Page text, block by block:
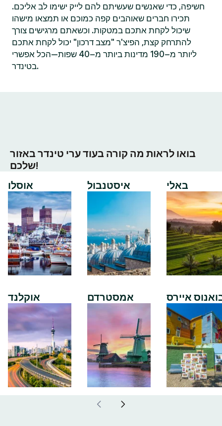
חשיפה, כדי שאנשים שעשיתם להם לייק ישימו לב אליכם.
תכירו חברים שאוהבים קפה כמוכם או תמצאו מישהו
שיכול לקחת אתכם במטקות. וכשאתם מרגישים צורך
להתרחק קצת, הפיצ'ר "מצב דרכון" יכול לקחת אתכם
ליותר מ–190 מדינות ביותר מ–40 שפות—הכל אפשרי
בטינדר.
בואו לראות מה קורה בעוד ערי טינדר באזור
שלכם!
אוסלו
אוקלנד
איסטנבול
אמסטרדם
באלי
איירס